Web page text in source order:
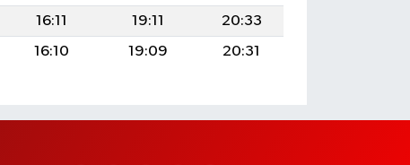
16:11 19:11
20:33
16:10 19:09 20:31